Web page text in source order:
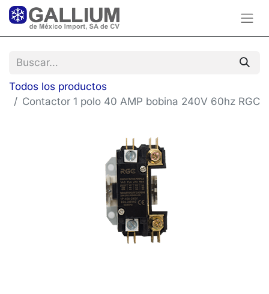
Todos los productos
Contactor 1 polo 40 AMP bobina 240V 60hz RGC